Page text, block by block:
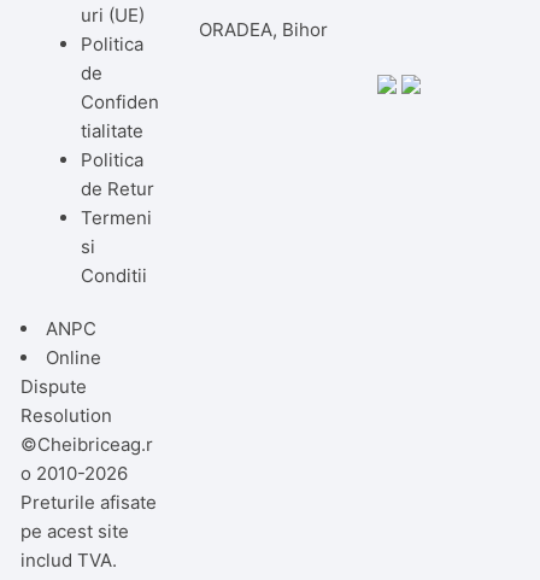
uri (UE)
Politica
de
Confiden
tialitate
Politica
de Retur
Termeni
si
Conditii
ANPC
Online
Dispute
Resolution
ORADEA, Bihor
©Cheibriceag.r
o 2010-2026
Preturile afisate
pe acest site
includ TVA.